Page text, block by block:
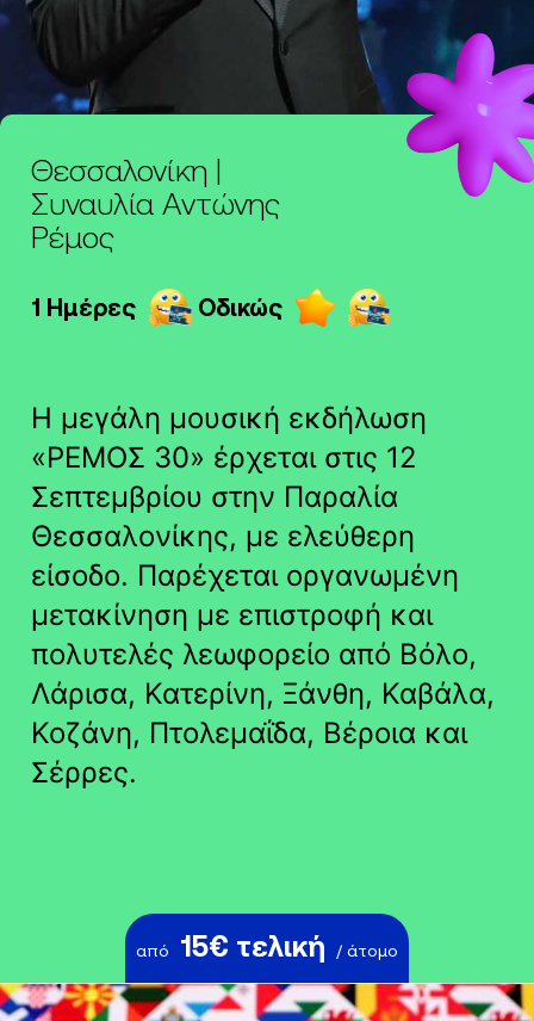
Θεσσαλονίκη |
Συναυλία Αντώνης
Ρέμος
από 15€ τελική / άτομο
Η μεγάλη μουσική εκδήλωση
«ΡΕΜΟΣ 30» έρχεται στις 12
Σεπτεμβρίου στην Παραλία
Θεσσαλονίκης, με ελεύθερη
είσοδο. Παρέχεται οργανωμένη
μετακίνηση με επιστροφή και
πολυτελές λεωφορείο από Βόλο,
Λάρισα, Κατερίνη, Ξάνθη, Καβάλα,
Κοζάνη, Πτολεμαΐδα, Βέροια και
Σέρρες.
1 Ημέρες Οδικώς